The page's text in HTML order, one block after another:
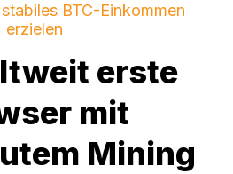
BTC-Einkommen
erzielen
erste
mit
Mining